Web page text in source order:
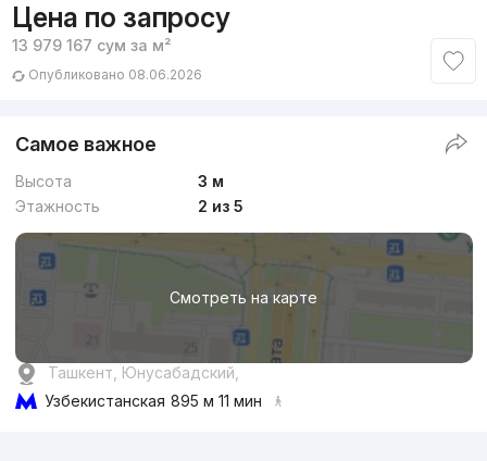
Цена по запросу
13 979 167 сум за м²
Опубликовано 08.06.2026
Самое важное
Высота
3 м
Этажность
2 из 5
Смотреть на карте
Ташкент, Юнусабадский,
Узбекистанская 895 м 11 мин